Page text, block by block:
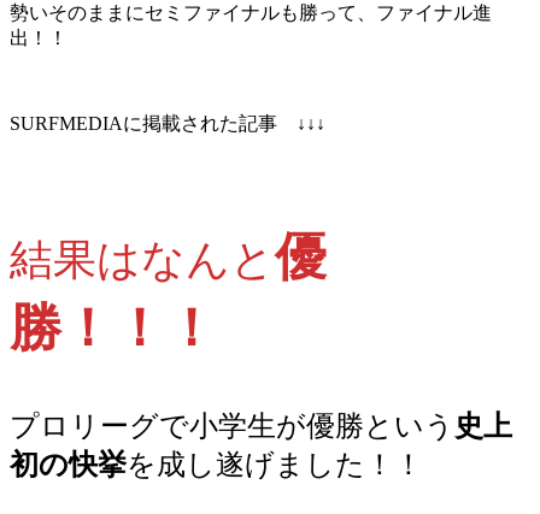
勢いそのままにセミファイナルも勝って、ファイナル進
出！！
SURFMEDIAに掲載された記事 ↓↓↓
結果はなんと優
勝！！！
プロリーグで小学生が優勝という 史上
初の快挙を成し遂げました！！